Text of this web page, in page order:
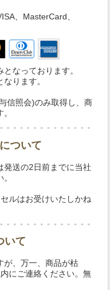
、MasterCard、
なっております。
ります。
信照会)のみ取得し、商
ついて
発送の2日前までに当社
ルはお受けいたしかね
いて
が、万一、商品が枯
にご連絡ください。無